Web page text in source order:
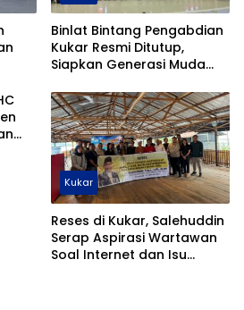
Binlat Bintang Pengabdian
Kukar Resmi Ditutup,
Siapkan Generasi Muda
Kukar
Reses di Kukar, Salehuddin
Serap Aspirasi Wartawan
Soal Internet dan Isu